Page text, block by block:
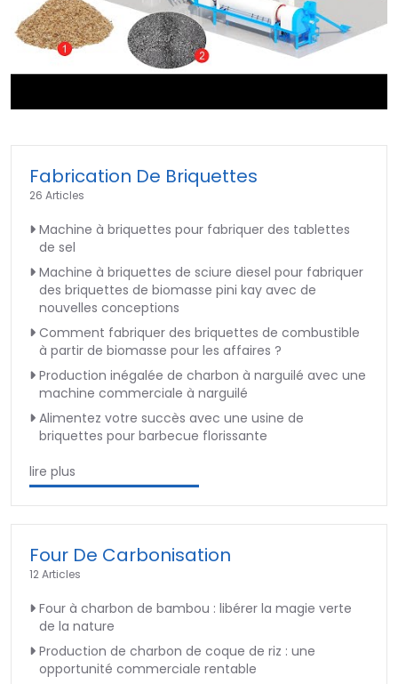
Fabrication De Briquettes
26 Articles
Machine à briquettes pour fabriquer des tablettes
de sel
Machine à briquettes de sciure diesel pour fabriquer
des briquettes de biomasse pini kay avec de
nouvelles conceptions
Comment fabriquer des briquettes de combustible
à partir de biomasse pour les affaires ?
Production inégalée de charbon à narguilé avec une
machine commerciale à narguilé
Alimentez votre succès avec une usine de
briquettes pour barbecue florissante
lire plus
Four De Carbonisation
12 Articles
Four à charbon de bambou : libérer la magie verte
de la nature
Production de charbon de coque de riz : une
opportunité commerciale rentable